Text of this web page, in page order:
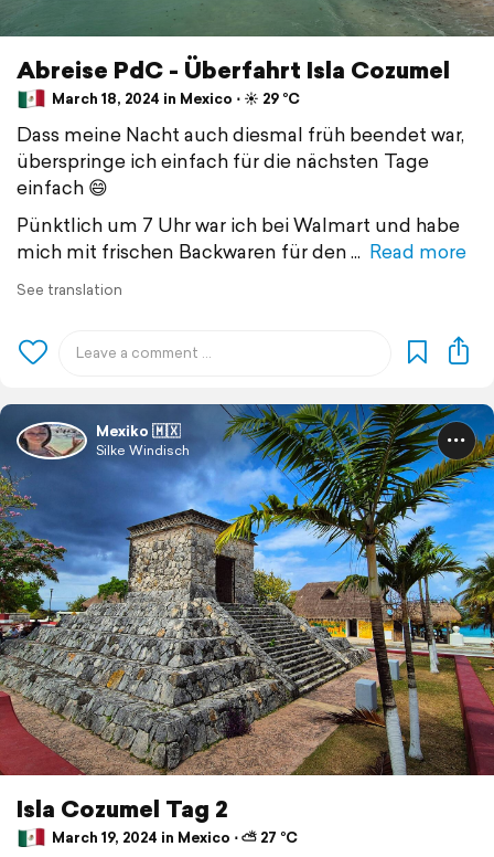
Abreise PdC - Überfahrt Isla Cozumel
March 18, 2024 in Mexico ⋅ ☀️ 29 °C
Dass meine Nacht auch diesmal früh beendet war,
überspringe ich einfach für die nächsten Tage
einfach 😄
Pünktlich um 7 Uhr war ich bei Walmart und habe
mich mit frischen Backwaren für den
Read more
See translation
Mexiko 🇲🇽
Silke Windisch
Isla Cozumel Tag 2
March 19, 2024 in Mexico ⋅ ⛅ 27 °C